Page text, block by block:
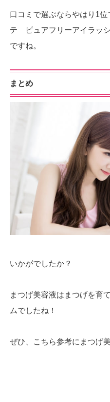
口コミで選ぶならやはり1
テ ピュアフリーアイラッ
ですね。
まとめ
いかがでしたか？
まつげ美容液はまつげを育
ムでしたね！
ぜひ、こちら参考にまつげ